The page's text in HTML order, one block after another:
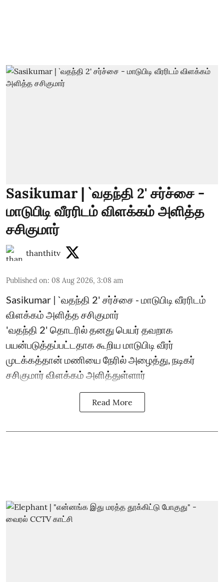
Sasikumar | `வதந்தி 2' சர்ச்சை -
மாடுபிடி வீரரிடம் விளக்கம் அளித்த
சசிகுமார்
thanthitv
Published on: 08 Aug 2026, 3:08 am
Sasikumar | `வதந்தி 2' சர்ச்சை - மாடுபிடி வீரரிடம்
விளக்கம் அளித்த சசிகுமார்
'வதந்தி 2' தொடரில் தனது பெயர் தவறாக
பயன்படுத்தப்பட்டதாக கூறிய மாடுபிடி வீரர்
முடக்கத்தான் மணியை நேரில் அழைத்து, நடிகர்
சசிகுமார் விளக்கம் அளித்துள்ளார்
Read More